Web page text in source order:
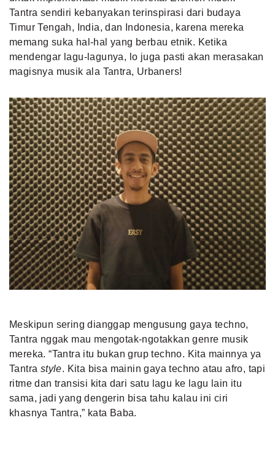
Tantra sendiri kebanyakan terinspirasi dari budaya
Timur Tengah, India, dan Indonesia, karena mereka
memang suka hal-hal yang berbau etnik. Ketika
mendengar lagu-lagunya, lo juga pasti akan merasakan
magisnya musik ala Tantra, Urbaners!
Meskipun sering dianggap mengusung gaya techno,
Tantra nggak mau mengotak-ngotakkan genre musik
mereka. “Tantra itu bukan grup techno. Kita mainnya ya
Tantra style. Kita bisa mainin gaya techno atau afro, tapi
ritme dan transisi kita dari satu lagu ke lagu lain itu
sama, jadi yang dengerin bisa tahu kalau ini ciri
khasnya Tantra,” kata Baba.